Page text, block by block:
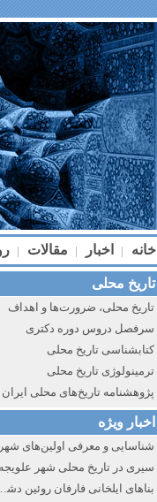
خانه | اخبار | مقالات |
تاریخ محلی
تاریخ محلی، ضرورت‌ها و اهداف
سرفصل دروس دوره دکتری
کتابشناسی تاریخ محلی
ترمینولوژی تاریخ محلی
پژوهشنامه تاریخ‌های محلی ایران
اخبار ویژه
سیری در تاریخ محلی شهر علویجه
بناهای ایلخانی